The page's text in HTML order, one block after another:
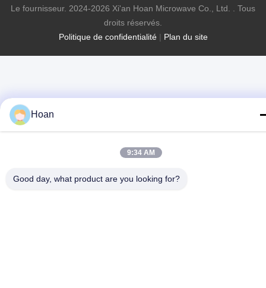
Politique de confidentialité| Plan du site
Le fournisseur. 2024-2026 Xi'an Hoan Microwave Co., Ltd. . Tous
droits réservés.
Hoan
9:34 AM
Good day, what product are you looking for?